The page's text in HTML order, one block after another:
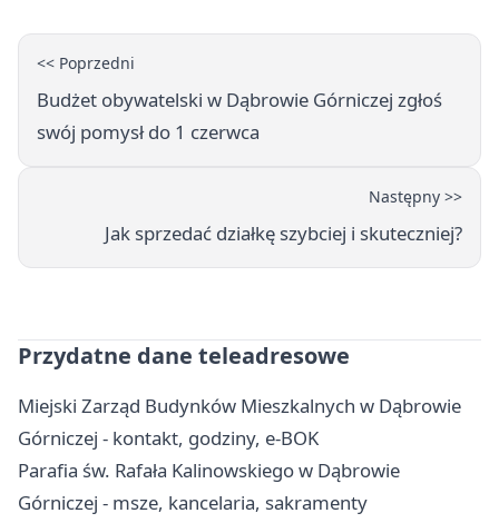
<< Poprzedni
Budżet obywatelski w Dąbrowie Górniczej zgłoś
swój pomysł do 1 czerwca
Następny >>
Jak sprzedać działkę szybciej i skuteczniej?
Przydatne dane teleadresowe
Miejski Zarząd Budynków Mieszkalnych w Dąbrowie
Górniczej - kontakt, godziny, e-BOK
Parafia św. Rafała Kalinowskiego w Dąbrowie
Górniczej - msze, kancelaria, sakramenty